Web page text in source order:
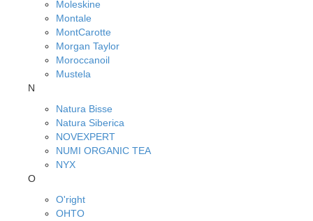
Moleskine
Montale
MontCarotte
Morgan Taylor
Moroccanoil
Mustela
N
Natura Bisse
Natura Siberica
NOVEXPERT
NUMI ORGANIC TEA
NYX
O
O'right
OHTO